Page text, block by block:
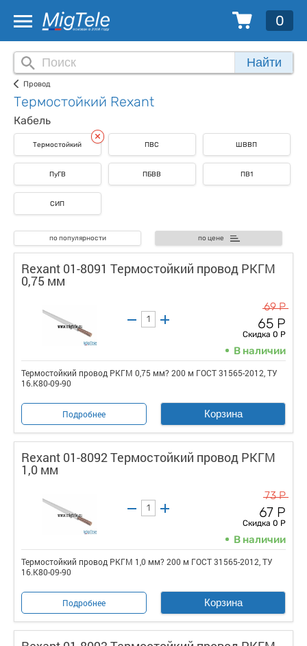
0
Найти
Провод
Термостойкий Rexant
Кабель
Термостойкий ПВС ШВВП
ПуГВ ПБВВ ПВ1
СИП
по популярности по цене
Rexant 01-8091 Термостойкий провод РКГМ
0,75 мм
69 Р
65 Р
Скидка 0 Р
В наличии
Термостойкий провод РКГМ 0,75 мм? 200 м ГОСТ 31565-2012, ТУ
16.К80-09-90
Подробнее Корзина
Rexant 01-8092 Термостойкий провод РКГМ
1,0 мм
73 Р
67 Р
Скидка 0 Р
В наличии
Термостойкий провод РКГМ 1,0 мм? 200 м ГОСТ 31565-2012, ТУ
16.К80-09-90
Подробнее Корзина